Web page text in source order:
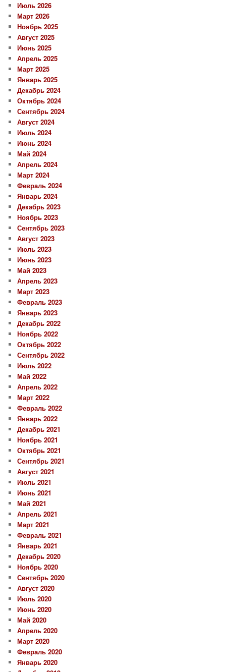
Июль 2026
Март 2026
Ноябрь 2025
Август 2025
Июнь 2025
Апрель 2025
Март 2025
Январь 2025
Декабрь 2024
Октябрь 2024
Сентябрь 2024
Август 2024
Июль 2024
Июнь 2024
Май 2024
Апрель 2024
Март 2024
Февраль 2024
Январь 2024
Декабрь 2023
Ноябрь 2023
Сентябрь 2023
Август 2023
Июль 2023
Июнь 2023
Май 2023
Апрель 2023
Март 2023
Февраль 2023
Январь 2023
Декабрь 2022
Ноябрь 2022
Октябрь 2022
Сентябрь 2022
Июль 2022
Май 2022
Апрель 2022
Март 2022
Февраль 2022
Январь 2022
Декабрь 2021
Ноябрь 2021
Октябрь 2021
Сентябрь 2021
Август 2021
Июль 2021
Июнь 2021
Май 2021
Апрель 2021
Март 2021
Февраль 2021
Январь 2021
Декабрь 2020
Ноябрь 2020
Сентябрь 2020
Август 2020
Июль 2020
Июнь 2020
Май 2020
Апрель 2020
Март 2020
Февраль 2020
Январь 2020